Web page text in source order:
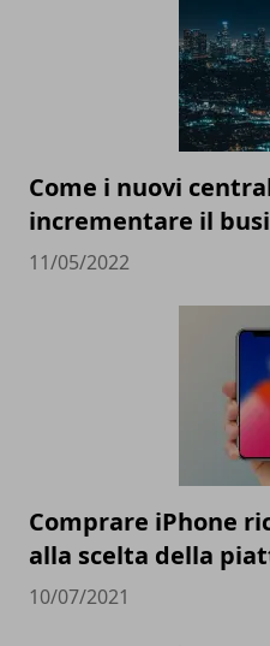
Come i nuovi
incrementare il
11/05/2022
Comprare iPhone
alla scelta della
10/07/2021